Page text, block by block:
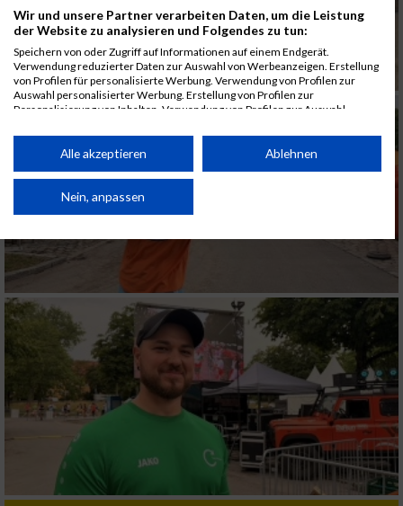
Wir und unsere Partner verarbeiten Daten, um die Leistung
der Website zu analysieren und Folgendes zu tun:
Speichern von oder Zugriff auf Informationen auf einem Endgerät.
Verwendung reduzierter Daten zur Auswahl von Werbeanzeigen. Erstellung
von Profilen für personalisierte Werbung. Verwendung von Profilen zur
Auswahl personalisierter Werbung. Erstellung von Profilen zur
Personalisierung von Inhalten. Verwendung von Profilen zur Auswahl
Performance von Inhalten. Analyse von Zielgruppen durch Statistiken oder
Kombinationen von Daten aus verschiedenen Quellen. Entwicklung und
von Inhalten.
Daten können außerhalb der Europäischen Union weitergegeben und in die
Website/App.
Partnerliste anzeigen (1 IAB-Anbieter)
Wir nutzen Ihre Daten für folgende Zwecke:
IAB-Verarbeitungszwecke:
Speichern von oder Zugriff auf Informationen
auf einem Endgerät
Verwendung reduzierter Daten zur Auswahl
von Werbeanzeigen
Erstellung von Profilen für personalisierte
Werbung
Alle akzeptieren Ablehnen
Nein, anpassen